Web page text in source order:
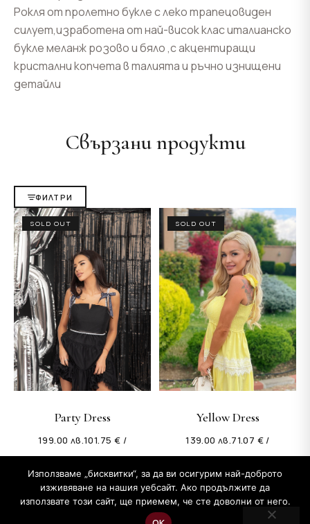
Рокля от пролетно букле с леко трапецовиден
силует,изработена от най-висок клас италианско
букле меланж розово и бяло ,с акцентиращи
кристални копчета в талията и ръчно изнищени
детайли
Свързани продукти
ФИЛТРИ
SOLD OUT
Party Dress
101.75 € /
199.00 лв.
SOLD OUT
Yellow Dress
71.07 € /
139.00 лв.
Copyright © 2026 Бутик Mon Cher на Цеци Бакалова
Използваме „бисквитки“, за да ви осигурим най-доброто
изживяване на нашия уебсайт. Ако продължите да
използвате този сайт, ще приемем, че сте доволни от него.